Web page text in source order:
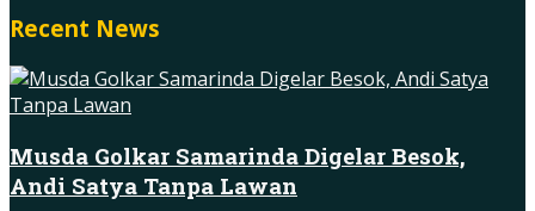
Recent News
Musda Golkar Samarinda Digelar Besok,
Andi Satya Tanpa Lawan